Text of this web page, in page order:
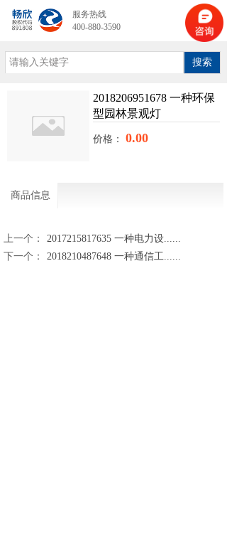
搜索
2018206951678 一种环保
型园林景观灯
价格： 0.00
商品信息
上一个：
2017215817635 一种电力设......
下一个：
2018210487648 一种通信工......
服务热线
400-880-3590